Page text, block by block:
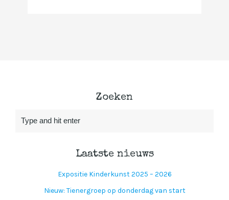
Zoeken
Laatste nieuws
Expositie Kinderkunst 2025 – 2026
Nieuw: Tienergroep op donderdag van start